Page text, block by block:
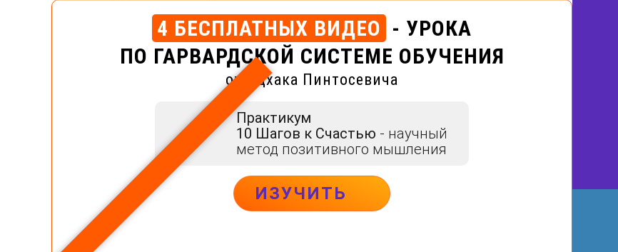
4 БЕСПЛАТНЫХ ВИДЕО - УРОКА
ПО ГАРВАРДСКОЙ СИСТЕМЕ ОБУЧЕНИЯ
от Ицхака Пинтосевича
Практикум
10 Шагов к Счастью - научный
метод позитивного мышления
ИЗУЧИТЬ